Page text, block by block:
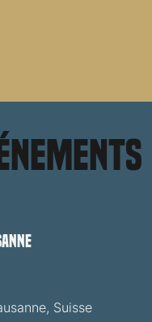
Suisse